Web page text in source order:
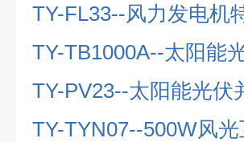
TY-FL33--风力发电机
TY-TB1000A--太阳能
TY-PV23--太阳能光伏
TY-TYN07--500W风